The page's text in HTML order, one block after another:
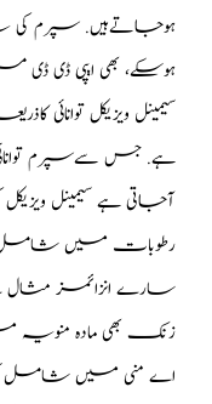
ہوجاتےہیں. سپرم
ہوسکے، بھی ایپی ڈی
سیمینل ویزیکل
ہے. جس سےسپرم
آجاتی ہے سیمینل
رطوبات میں شامل
سارے انزائمز مثال
زنک بھی ماده منویہ
اے منی میں شامل